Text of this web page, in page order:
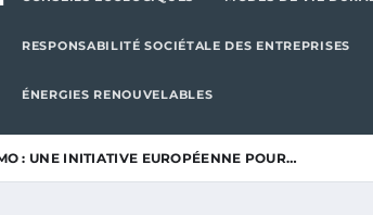
RESPONSABILITÉ SOCIÉTALE DES ENTREPRISES
ÉNERGIES RENOUVELABLES
: UNE INITIATIVE EUROPÉENNE POUR…